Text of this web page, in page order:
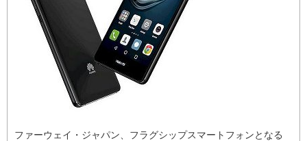
ファーウェイ・ジャパン、フラグシップスマートフォンとなる